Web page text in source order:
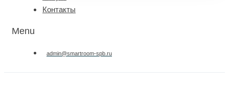
Контакты
Menu
admin@smartroom-spb.ru